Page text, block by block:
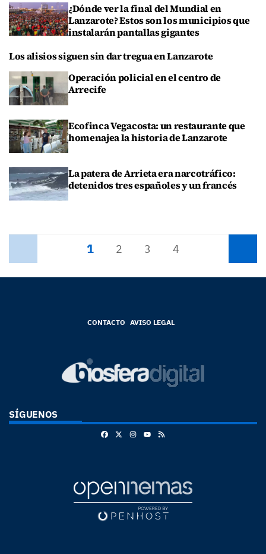
¿Dónde ver la final del Mundial en
Lanzarote? Estos son los municipios que
instalarán pantallas gigantes
Los alisios siguen sin dar tregua en Lanzarote
Operación policial en el centro de
Arrecife
Ecofinca Vegacosta: un restaurante que
homenajea la historia de Lanzarote
La patera de Arrieta era narcotráfico:
detenidos tres españoles y un francés
1 2 3 4
CONTACTO AVISO LEGAL
SÍGUENOS
FacebookInstagram